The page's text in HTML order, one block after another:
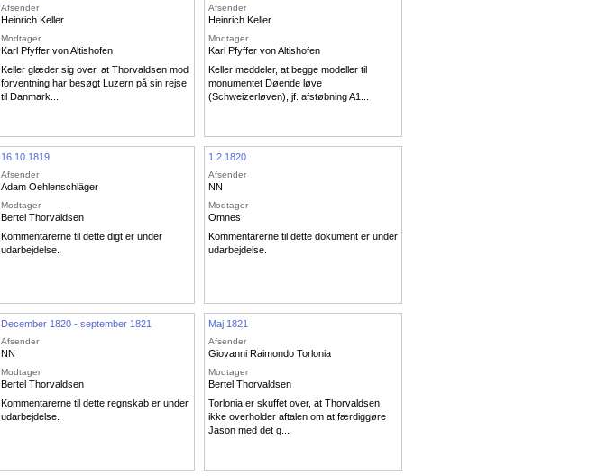
Afsender
Heinrich Keller
Modtager
Karl Pfyffer von Altishofen
Keller glæder sig over, at Thorvaldsen mod
forventning har besøgt Luzern på sin rejse
til Danmark...
Afsender
Heinrich Keller
Modtager
Karl Pfyffer von Altishofen
Keller meddeler, at begge modeller til
monumentet Døende løve
(Schweizerløven), jf. afstøbning A1...
16.10.1819
Afsender
Adam Oehlenschläger
Modtager
Bertel Thorvaldsen
Kommentarerne til dette digt er under
udarbejdelse.
1.2.1820
Afsender
NN
Modtager
Omnes
Kommentarerne til dette dokument er under
udarbejdelse.
December 1820 - september 1821
Afsender
NN
Modtager
Bertel Thorvaldsen
Kommentarerne til dette regnskab er under
udarbejdelse.
Maj 1821
Afsender
Giovanni Raimondo Torlonia
Modtager
Bertel Thorvaldsen
Torlonia er skuffet over, at Thorvaldsen
ikke overholder aftalen om at færdiggøre
Jason med det g...